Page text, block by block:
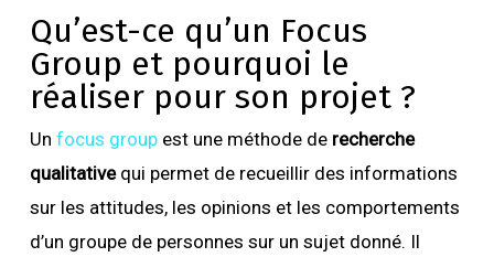
Qu’est-ce qu’un Focus
Group et pourquoi le
réaliser pour son projet ?
Un focus groupest une méthode de recherche
qualitativequi permet de recueillir des informations
sur les attitudes, les opinions et les comportements
d’un groupe de personnes sur un sujet donné. Il